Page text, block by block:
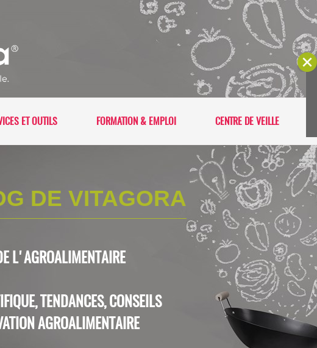
ET OUTILS FORMATION & EMPLOI CENTRE DE VEILLE
DE VITAGORA
L'AGROALIMENTAIRE
TENDANCES, CONSEILS
AGROALIMENTAIRE